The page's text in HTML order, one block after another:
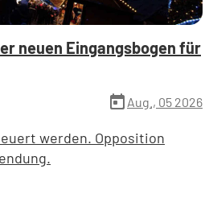
neuen Eingangsbogen für
today Aug., 05 2026
werden. Opposition